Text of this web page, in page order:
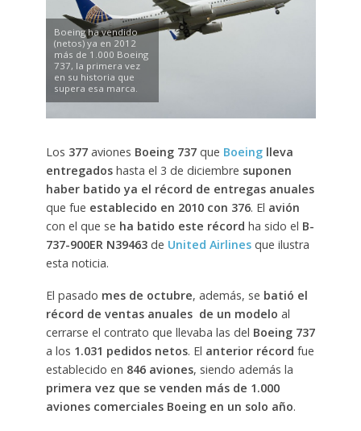
Boeing ha vendido
(netos) ya en 2012
más de 1.000 Boeing
737, la primera vez
en su historia que
supera esa marca.
Los 377 aviones Boeing 737que Boeinglleva
entregadoshasta el 3 de diciembre suponen
haber batido ya el récord de entregas anuales
que fue establecido en 2010 con 376. El avión
con el que se ha batido este récord ha sido el B-
737-900ER N39463de United Airlinesque ilustra
esta noticia.
El pasado mes de octubre, además, se batió el
récord de ventas anuales de un modelo al
cerrarse el contrato que llevaba las del Boeing 737
a los 1.031 pedidos netos. El anterior récord fue
establecido en 846 aviones, siendo además la
primera vez que se venden más de 1.000
aviones comerciales Boeing en un solo año.